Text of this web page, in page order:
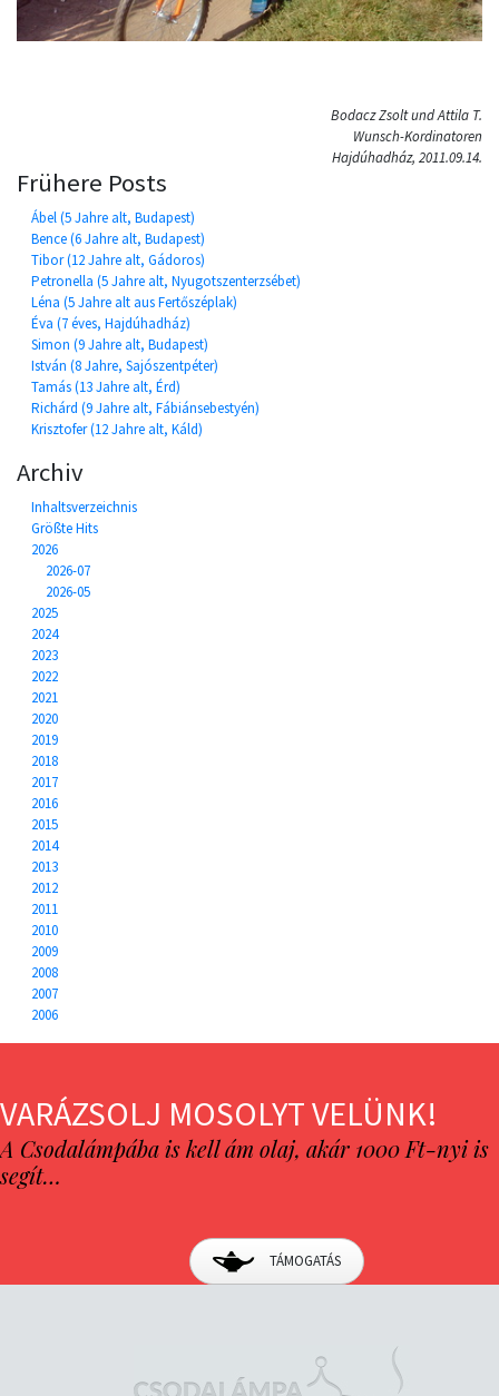
Bodacz Zsolt und Attila T.
Wunsch-Kordinatoren
Hajdúhadház, 2011.09.14.
Frühere Posts
Ábel (5 Jahre alt, Budapest)
Bence (6 Jahre alt, Budapest)
Tibor (12 Jahre alt, Gádoros)
Petronella (5 Jahre alt, Nyugotszenterzsébet)
Léna (5 Jahre alt aus Fertőszéplak)
Éva (7 éves, Hajdúhadház)
Simon (9 Jahre alt, Budapest)
István (8 Jahre, Sajószentpéter)
Tamás (13 Jahre alt, Érd)
Richárd (9 Jahre alt, Fábiánsebestyén)
Krisztofer (12 Jahre alt, Káld)
Archiv
Inhaltsverzeichnis
Größte Hits
2026
2026-07
2026-05
2025
2024
2023
2022
2021
2020
2019
2018
2017
2016
2015
2014
2013
2012
2011
2010
2009
2008
2007
2006
VARÁZSOLJ MOSOLYT VELÜNK!
A Csodalámpába is kell ám olaj, akár 1000 Ft-nyi is
segít…
TÁMOGATÁS